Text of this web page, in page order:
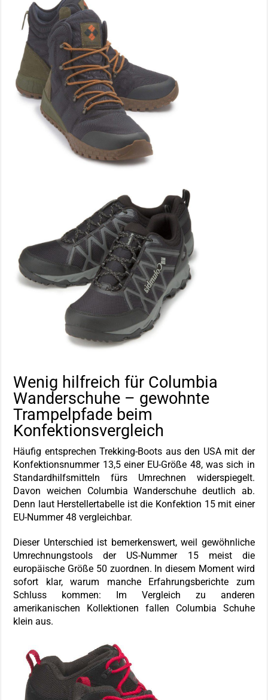
Wenig hilfreich für Columbia
Wanderschuhe – gewohnte
Trampelpfade beim
Konfektionsvergleich
Häufig entsprechen Trekking-Boots aus den USA mit der
Konfektionsnummer 13,5 einer EU-Größe 48, was sich in
Standardhilfsmitteln fürs Umrechnen widerspiegelt.
Davon weichen Columbia Wanderschuhe deutlich ab.
Denn laut Herstellertabelle ist die Konfektion 15 mit einer
EU-Nummer 48 vergleichbar.
Dieser Unterschied ist bemerkenswert, weil gewöhnliche
Umrechnungstools der US-Nummer 15 meist die
europäische Größe 50 zuordnen. In diesem Moment wird
sofort klar, warum manche Erfahrungsberichte zum
Schluss kommen: Im Vergleich zu anderen
amerikanischen Kollektionen fallen Columbia Schuhe
klein aus.